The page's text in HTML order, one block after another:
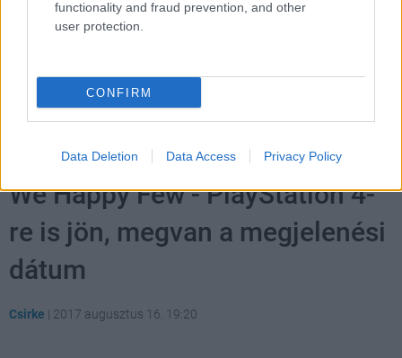
functionality and fraud prevention, and other
user protection.
CONFIRM
Data Deletion Data Access Privacy Policy
Hozzászólások
We Happy Few - PlayStation 4-
re is jön, megvan a megjelenési
dátum
Csirke | 2017 augusztus 16. 19:20